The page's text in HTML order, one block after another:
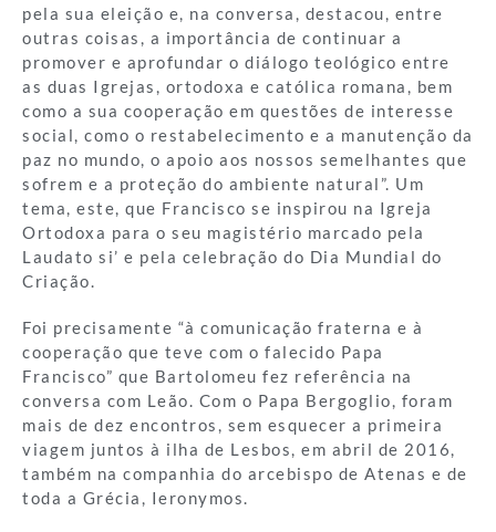
pela sua eleição e, na conversa, destacou, entre
outras coisas, a importância de continuar a
promover e aprofundar o diálogo teológico entre
as duas Igrejas, ortodoxa e católica romana, bem
como a sua cooperação em questões de interesse
social, como o restabelecimento e a manutenção da
paz no mundo, o apoio aos nossos semelhantes que
sofrem e a proteção do ambiente natural”. Um
tema, este, que Francisco se inspirou na Igreja
Ortodoxa para o seu magistério marcado pela
Laudato si’ e pela celebração do Dia Mundial do
Criação.
Foi precisamente “à comunicação fraterna e à
cooperação que teve com o falecido Papa
Francisco” que Bartolomeu fez referência na
conversa com Leão. Com o Papa Bergoglio, foram
mais de dez encontros, sem esquecer a primeira
viagem juntos à ilha de Lesbos, em abril de 2016,
também na companhia do arcebispo de Atenas e de
toda a Grécia, Ieronymos.